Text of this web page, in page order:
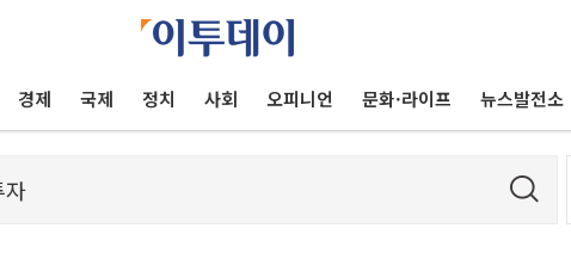
경제 국제 정치 사회 오피니언 문화·라이프 뉴스발전소